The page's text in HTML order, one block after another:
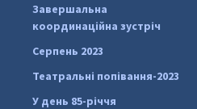
Завершальна
координаційна зустріч
Серпень 2023
Театральні попівання-2023
У день 85-річчя